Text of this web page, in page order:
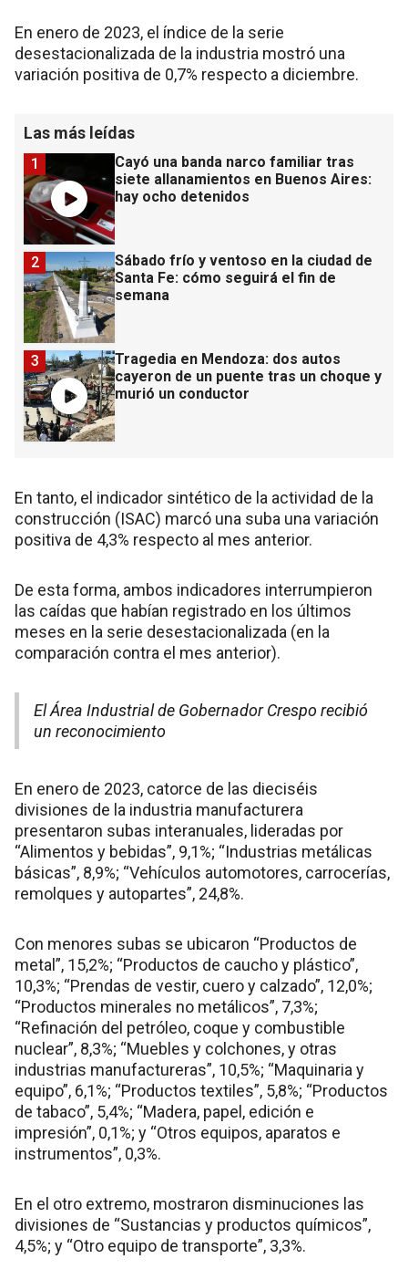
En enero de 2023, el índice de la serie
desestacionalizada de la industria mostró una
variación positiva de 0,7% respecto a diciembre.
Las más leídas
Cayó una banda narco familiar tras
siete allanamientos en Buenos Aires:
hay ocho detenidos
1
Sábado frío y ventoso en la ciudad de
Santa Fe: cómo seguirá el fin de
semana
2
Tragedia en Mendoza: dos autos
cayeron de un puente tras un choque y
murió un conductor
3
En tanto, el indicador sintético de la actividad de la
construcción (ISAC) marcó una suba una variación
positiva de 4,3% respecto al mes anterior.
De esta forma, ambos indicadores interrumpieron
las caídas que habían registrado en los últimos
meses en la serie desestacionalizada (en la
comparación contra el mes anterior).
El Área Industrial de Gobernador Crespo recibió
un reconocimiento
En enero de 2023, catorce de las dieciséis
divisiones de la industria manufacturera
presentaron subas interanuales, lideradas por
“Alimentos y bebidas”, 9,1%; “Industrias metálicas
básicas”, 8,9%; “Vehículos automotores, carrocerías,
remolques y autopartes”, 24,8%.
Con menores subas se ubicaron “Productos de
metal”, 15,2%; “Productos de caucho y plástico”,
10,3%; “Prendas de vestir, cuero y calzado”, 12,0%;
“Productos minerales no metálicos”, 7,3%;
“Refinación del petróleo, coque y combustible
nuclear”, 8,3%; “Muebles y colchones, y otras
industrias manufactureras”, 10,5%; “Maquinaria y
equipo”, 6,1%; “Productos textiles”, 5,8%; “Productos
de tabaco”, 5,4%; “Madera, papel, edición e
impresión”, 0,1%; y “Otros equipos, aparatos e
instrumentos”, 0,3%.
En el otro extremo, mostraron disminuciones las
divisiones de “Sustancias y productos químicos”,
4,5%; y “Otro equipo de transporte”, 3,3%.